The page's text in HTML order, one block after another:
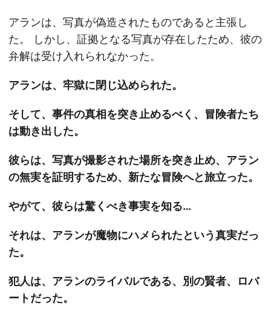
アランは、写真が偽造されたものであると主張し
た。 しかし、証拠となる写真が存在したため、彼の
弁解は受け入れられなかった。
アランは、牢獄に閉じ込められた。
そして、事件の真相を突き止めるべく、冒険者たち
は動き出した。
彼らは、写真が撮影された場所を突き止め、アラン
の無実を証明するため、新たな冒険へと旅立った。
やがて、彼らは驚くべき事実を知る…
それは、アランが魔物にハメられたという真実だっ
た。
犯人は、アランのライバルである、別の賢者、ロバ
ートだった。